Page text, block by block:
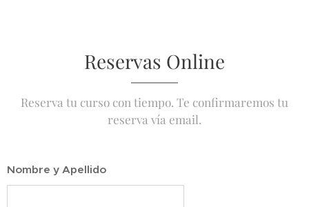
Reservas Online
Reserva tu curso con tiempo. Te confirmaremos tu
reserva vía email.
Nombre y Apellido